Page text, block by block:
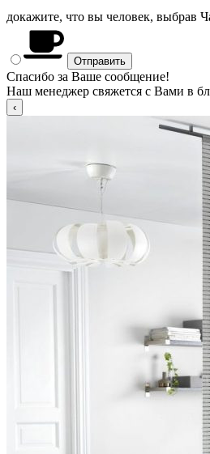
докажите, что вы человек, выбрав
Спасибо за Ваше сообщение!
Наш менеджер свяжется с Вами в